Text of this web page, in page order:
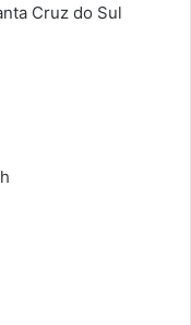
Cruz do Sul